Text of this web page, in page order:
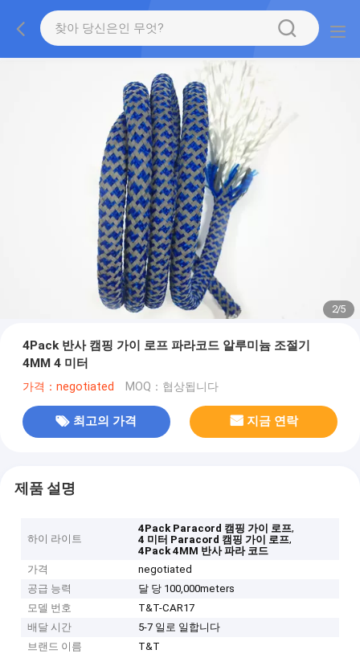
2/5
4Pack 반사 캠핑 가이 로프 파라코드 알루미늄 조절기
4MM 4 미터
가격：negotiated MOQ：협상됩니다
최고의 가격 지금 연락
제품 설명
하이 라이트
4Pack Paracord 캠핑 가이 로프,
4 미터 Paracord 캠핑 가이 로프,
4Pack 4MM 반사 파라 코드
가격
negotiated
공급 능력
달 당 100,000meters
모델 번호
T&T-CAR17
배달 시간
5-7 일로 일합니다
브랜드 이름
T&T